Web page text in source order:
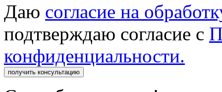
Даю согласие на
подтверждаю согласие с
конфиденциальности.
получить консультацию